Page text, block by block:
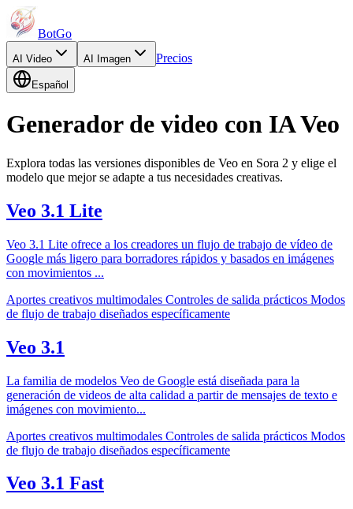
BotGo
AI Video AI Imagen Precios
Español
Generador de video con IA Veo
Explora todas las versiones disponibles de Veo en Sora 2 y elige el
modelo que mejor se adapte a tus necesidades creativas.
Veo 3.1 Lite
Veo 3.1 Lite ofrece a los creadores un flujo de trabajo de vídeo de
Google más ligero para borradores rápidos y basados ​​en imágenes
con movimientos ...
Aportes creativos multimodales Controles de salida prácticos Modos
de flujo de trabajo diseñados específicamente
Veo 3.1
La familia de modelos Veo de Google está diseñada para la
generación de videos de alta calidad a partir de mensajes de texto e
imágenes con movimiento...
Aportes creativos multimodales Controles de salida prácticos Modos
de flujo de trabajo diseñados específicamente
Veo 3.1 Fast